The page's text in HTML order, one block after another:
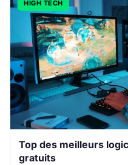
HIGH TECH
Top des meilleurs
gratuits